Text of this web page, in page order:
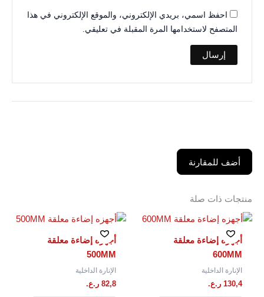
احفظ اسمي، بريدي الإلكتروني، والموقع الإلكتروني في هذا
المتصفح لاستخدامها المرة المقبلة في تعليقي.
أضف للمقارنة
منتجات ذات صلة
أجهزه إضاءة معلقة
600MM
الإنارة الداخلية
130,4 ر.ع.
أجهزه إضاءة معلقة
500MM
الإنارة الداخلية
82,8 ر.ع.